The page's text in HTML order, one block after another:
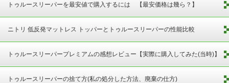
トゥルースリーパーを最安値で購入するには 【最安価格は幾ら？】
ニトリ 低反発マットレス トッパーとトゥルースリーパーの性能比較
トゥルースリーパープレミアムの感想レビュー【実際に購入してみた(当時)】
トゥルースリーパーの捨て方(私の処分した方法、廃棄の仕方)